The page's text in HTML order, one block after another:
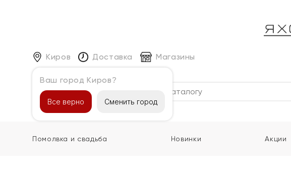
Киров
Ваш город Киров?
Все верно Сменить город
Доставка Магазины
Каталог
Помолвка и свадьба Новинки Акции